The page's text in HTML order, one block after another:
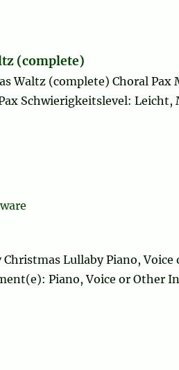
(complete)
Waltz (complete) Choral
Schwierigkeitslevel:
Christmas Lullaby Piano,
Piano, Voice or Other